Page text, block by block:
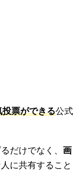
票ができる公式
だけでなく、 画
に共有すること